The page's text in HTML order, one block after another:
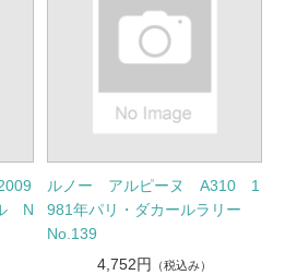
N
ルノー アルピーヌ A310 1
981年パリ・ダカールラリー
No.139
4,752円
（税込み）